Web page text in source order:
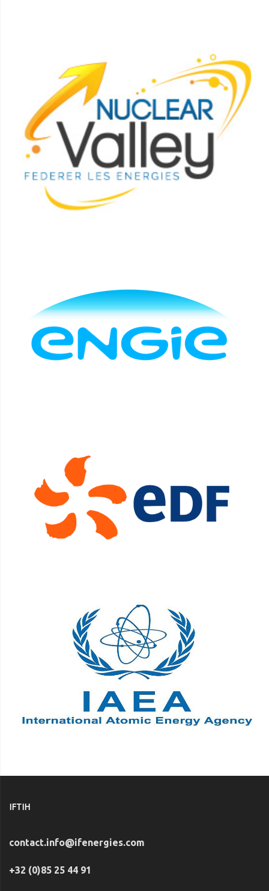
IFTIH
contact.info@ifenergies.com
+32 (0)85 25 44 91